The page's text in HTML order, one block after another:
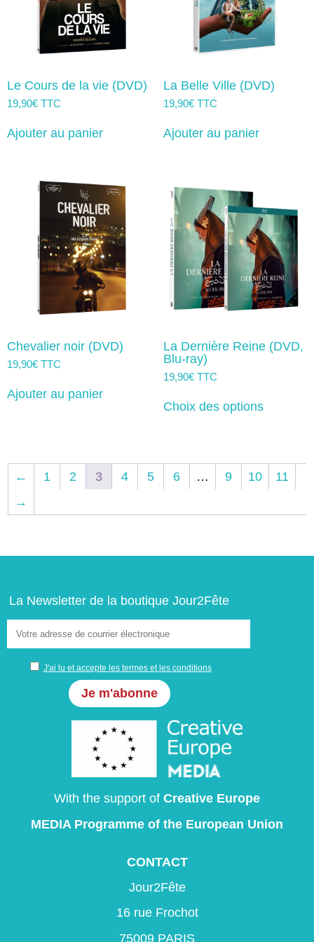
Le Cours de la vie (DVD)
19,90€ TTC
Ajouter au panier
La Belle Ville (DVD)
19,90€ TTC
Ajouter au panier
Chevalier noir (DVD)
19,90€ TTC
Ajouter au panier
La Dernière Reine (DVD,
Blu-ray)
19,90€ TTC
Choix des optionsproduit
options
peuvent
être
sur
du
← 1 2 3 4 5 6 … 9 10
11
→
La Newsletter de la boutique Jour2Fête
J'ai lu et accepte les termes et les conditions
With the support of Creative Europe
MEDIA Programme of the European Union
CONTACT
Jour2Fête
16 rue Frochot
75009 PARIS